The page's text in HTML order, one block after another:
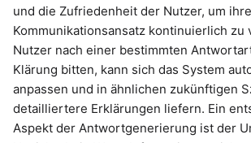
und die Zufriedenheit der Nutzer, um
Kommunikationsansatz kontinuierlich zu
Nutzer nach einer bestimmten
Klärung bitten, kann sich das System
anpassen und in ähnlichen zukünftigen
detailliertere Erklärungen liefern. Ein
Aspekt der Antwortgenerierung ist der